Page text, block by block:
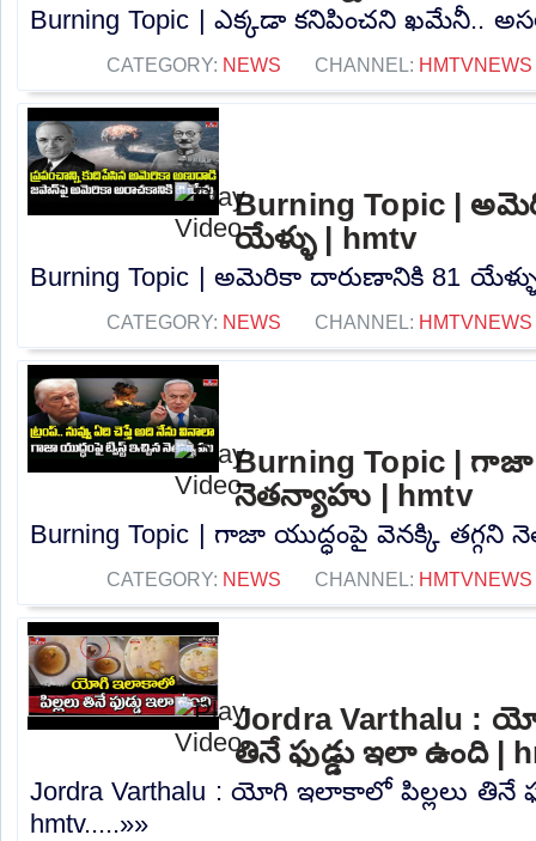
Burning Topic | ఎక్కడా కనిపించని ఖమేనీ..
CATEGORY: NEWS CHANNEL: HMTVNEWS
Burning Topic |
యేళ్ళు | hmtv
Burning Topic | అమెరికా దారుణానికి 81 యేళ్ళు
CATEGORY: NEWS CHANNEL: HMTVNEWS
Burning Topic | గాజా
నెతన్యాహు | hmtv
Burning Topic | గాజా యుద్ధంపై వెనక్కి తగ్గని
CATEGORY: NEWS CHANNEL: HMTVNEWS
Jordra Varthalu :
తినే ఫుడ్డు ఇలా ఉంది |
Jordra Varthalu : యోగి ఇలాకాలో పిల్లలు తినే
hmtv.....»»